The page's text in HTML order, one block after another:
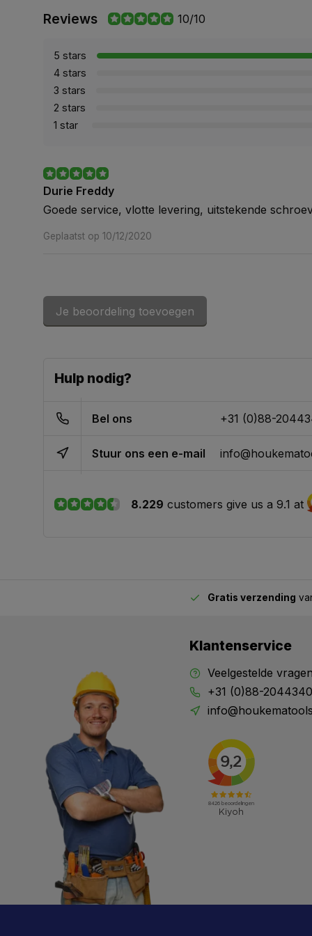
Reviews 10/10
5 stars
4 stars
3 stars
2 stars
1 star
Durie Freddy
Goede service, vlotte levering, uitstekende
Geplaatst op 10/12/2020
Je beoordeling toevoegen
Hulp nodig?
Bel ons +31 (0)88-
Stuur ons een e-mail
8.229 customers give us a 9.1 at
Gratis verzending
Klantenservice
Veelgestelde vragen
+31 (0)88-2044340
Meld je aan en mis geen enkele actie, aanbieding
of nieuwe deal meer. Én je krijgt direct €5 korting!